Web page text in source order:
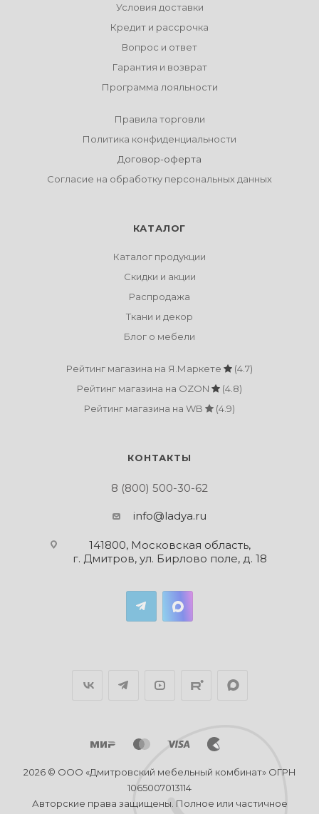
Условия доставки
Кредит и рассрочка
Вопрос и ответ
Гарантия и возврат
Программа лояльности
Правила торговли
Политика конфиденциальности
Договор-оферта
Согласие на обработку персональных данных
КАТАЛОГ
Каталог продукции
Скидки и акции
Распродажа
Ткани и декор
Блог о мебели
Рейтинг магазина на Я.Маркете
(4.7)
Рейтинг магазина на OZON
(4.8)
Рейтинг магазина на WB
(4.9)
КОНТАКТЫ
8 (800) 500-30-62
info@ladya.ru
141800, Московская область,
г. Дмитров, ул. Бирлово поле, д. 18
2026 © ООО «Дмитровский мебельный комбинат» ОГРН
1065007013114
Авторские права защищены. Полное или частичное